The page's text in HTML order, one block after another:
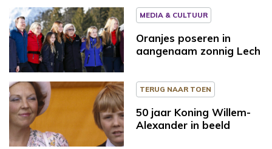
MEDIA & CULTUUR
Oranjes poseren in
aangenaam zonnig Lech
TERUG NAAR TOEN
50 jaar Koning Willem-
Alexander in beeld